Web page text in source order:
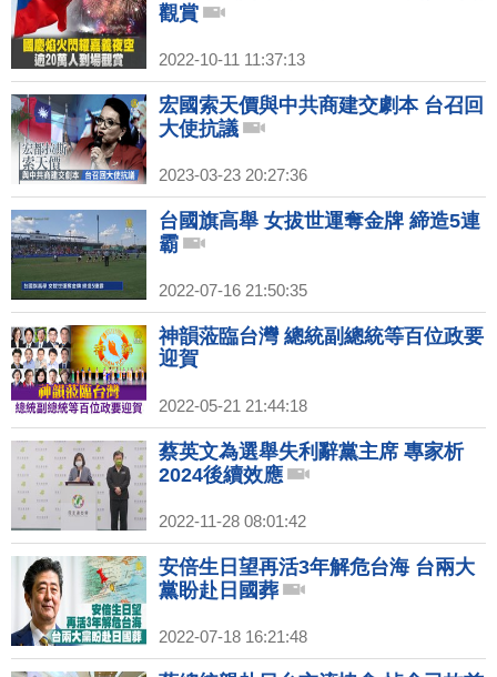
觀賞
2022-10-11 11:37:13
宏國索天價與中共商建交劇本 台召回
大使抗議
2023-03-23 20:27:36
台國旗高舉 女拔世運奪金牌 締造5連
霸
2022-07-16 21:50:35
神韻蒞臨台灣 總統副總統等百位政要
迎賀
2022-05-21 21:44:18
蔡英文為選舉失利辭黨主席 專家析
2024後續效應
2022-11-28 08:01:42
安倍生日望再活3年解危台海 台兩大
黨盼赴日國葬
2022-07-18 16:21:48